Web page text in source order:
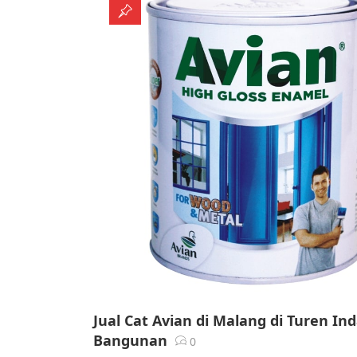
Jual Cat Avian di Malang di Turen
Bangunan
0